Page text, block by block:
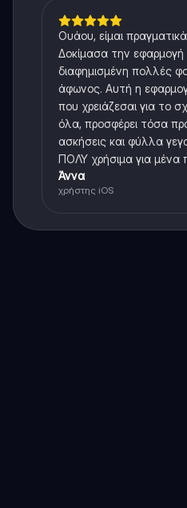
Ουάου, είμαι
Δοκίμασα την εφαρμογή
διαφημισμένη πολλές
άφωνος. Αυτή η
που χρειάζεσαι για το
όλα, προσφέρει τόσα
ασκήσεις και φύλλα
ΠΟΛΥ χρήσιμα για μένα
Άννα
χρήστης iOS